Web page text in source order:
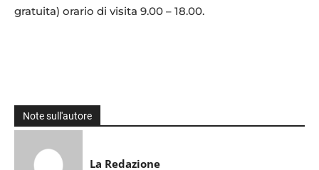
gratuita) orario di visita 9.00 – 18.00.
Note sull'autore
La Redazione